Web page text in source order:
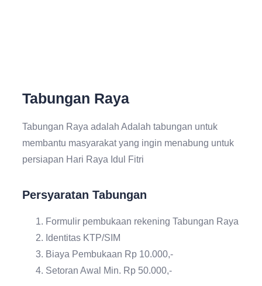
Tabungan Raya
Tabungan Raya adalah Adalah tabungan untuk
membantu masyarakat yang ingin menabung untuk
persiapan Hari Raya Idul Fitri
Persyaratan Tabungan
Formulir pembukaan rekening Tabungan Raya
Identitas KTP/SIM
Biaya Pembukaan Rp 10.000,-
Setoran Awal Min. Rp 50.000,-